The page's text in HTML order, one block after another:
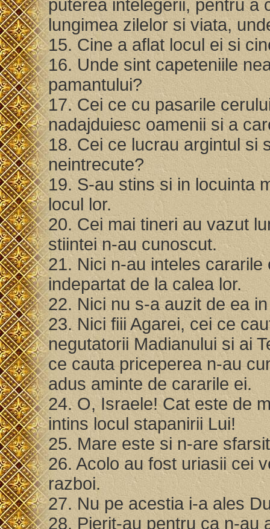
puterea intelegerii, pentru a
lungimea zilelor si viata,
15. Cine a aflat locul ei si
16. Unde sint capeteniile
pamantului?
17. Cei ce cu pasarile
nadajduiesc oamenii si a
18. Cei ce lucrau argintul si
neintrecute?
19. S-au stins si in locuinta
locul lor.
20. Cei mai tineri au vazut
stiintei n-au cunoscut.
21. Nici n-au inteles
indepartat de la calea lor.
22. Nici nu s-a auzit de ea
23. Nici fiii Agarei, cei ce
negutatorii Madianului si ai
ce cauta priceperea n-au
adus aminte de cararile ei.
24. O, Israele! Cat este de
intins locul stapanirii Lui!
25. Mare este si n-are
26. Acolo au fost uriasii cei
razboi.
27. Nu pe acestia i-a ales
28. Pierit-au pentru ca n-au